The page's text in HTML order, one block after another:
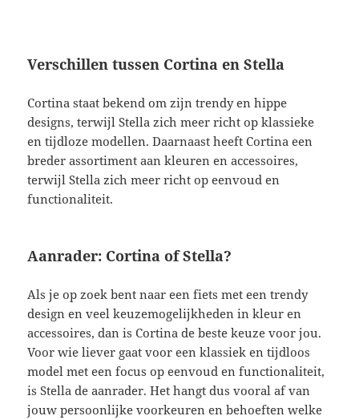
Verschillen tussen Cortina en Stella
Cortina staat bekend om zijn trendy en hippe
designs, terwijl Stella zich meer richt op klassieke
en tijdloze modellen. Daarnaast heeft Cortina een
breder assortiment aan kleuren en accessoires,
terwijl Stella zich meer richt op eenvoud en
functionaliteit.
Aanrader: Cortina of Stella?
Als je op zoek bent naar een fiets met een trendy
design en veel keuzemogelijkheden in kleur en
accessoires, dan is Cortina de beste keuze voor jou.
Voor wie liever gaat voor een klassiek en tijdloos
model met een focus op eenvoud en functionaliteit,
is Stella de aanrader. Het hangt dus vooral af van
jouw persoonlijke voorkeuren en behoeften welke